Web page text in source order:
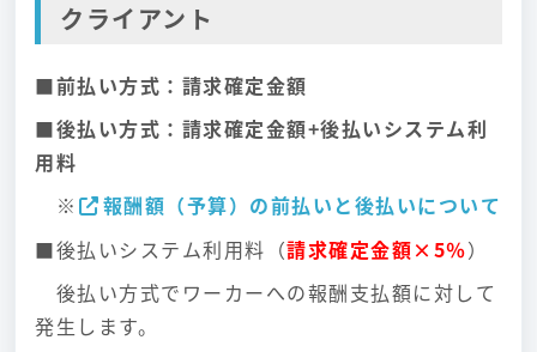
クライアント
■前払い方式：請求確定金額
■後払い方式：請求確定金額+後払いシステム利
用料
※
報酬額（予算）の前払いと後払いについて
■後払いシステム利用料（請求確定金額×5％）
後払い方式でワーカーへの報酬支払額に対して
発生します。